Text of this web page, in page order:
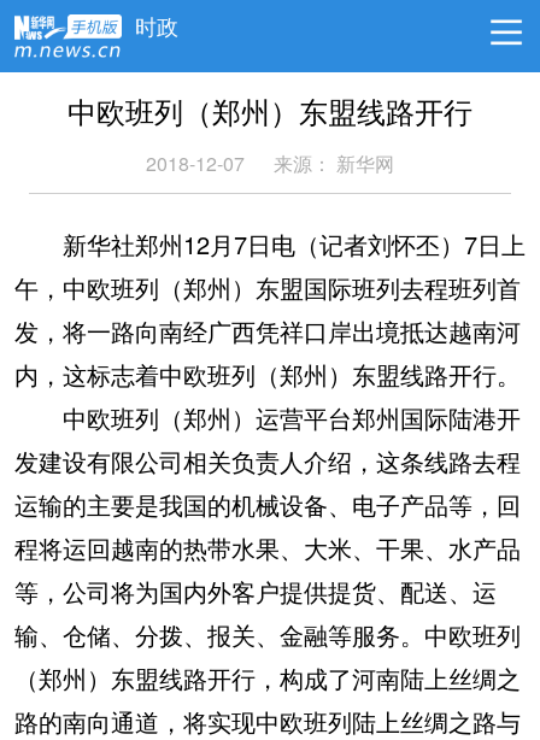
时政
中欧班列（郑州）东盟线路开行
2018-12-07 来源： 新华网
新华社郑州12月7日电（记者刘怀丕）7日上
午，中欧班列（郑州）东盟国际班列去程班列首
发，将一路向南经广西凭祥口岸出境抵达越南河
内，这标志着中欧班列（郑州）东盟线路开行。
中欧班列（郑州）运营平台郑州国际陆港开
发建设有限公司相关负责人介绍，这条线路去程
运输的主要是我国的机械设备、电子产品等，回
程将运回越南的热带水果、大米、干果、水产品
等，公司将为国内外客户提供提货、配送、运
输、仓储、分拨、报关、金融等服务。中欧班列
（郑州）东盟线路开行，构成了河南陆上丝绸之
路的南向通道，将实现中欧班列陆上丝绸之路与